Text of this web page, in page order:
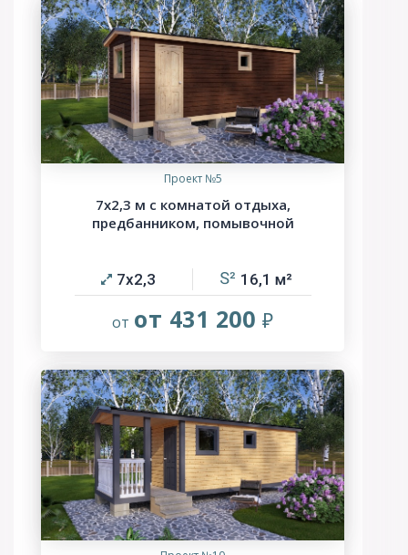
Проект №5
7х2,3 м с комнатой отдыха,
предбанником, помывочной
7х2,3 16,1
от 431 200